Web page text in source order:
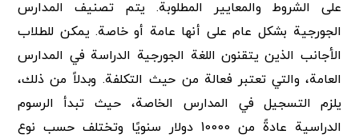
على الشروط والمعايير المطلوبة. يتم تصنيف المدارس
الجورجية بشكل عام على أنها عامة أو خاصة. يمكن للطلاب
الأجانب الذين يتقنون اللغة الجورجية الدراسة في المدارس
العامة، والتي تعتبر فعالة من حيث التكلفة. وبدلاً من ذلك،
يلزم التسجيل في المدارس الخاصة، حيث تبدأ الرسوم
الدراسية عادةً من 10000 دولار سنويًا وتختلف حسب نوع